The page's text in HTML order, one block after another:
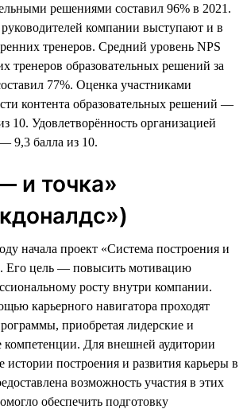
решениями составил 96% в 2021.
компании выступают и в
тренеров. Средний уровень NPS
тренеров образовательных решений за
77%. Оценка участниками
контента образовательных решений —
10. Удовлетворённость организацией
9,3 балла из 10.
и точка»
начала проект «Система построения и
Его цель — повысить мотивацию
росту внутри компании.
карьерного навигатора проходят
приобретая лидерские и
компетенции. Для внешней аудитории
истории построения и развития карьеры в
возможность участия в этих
обеспечить подготовку